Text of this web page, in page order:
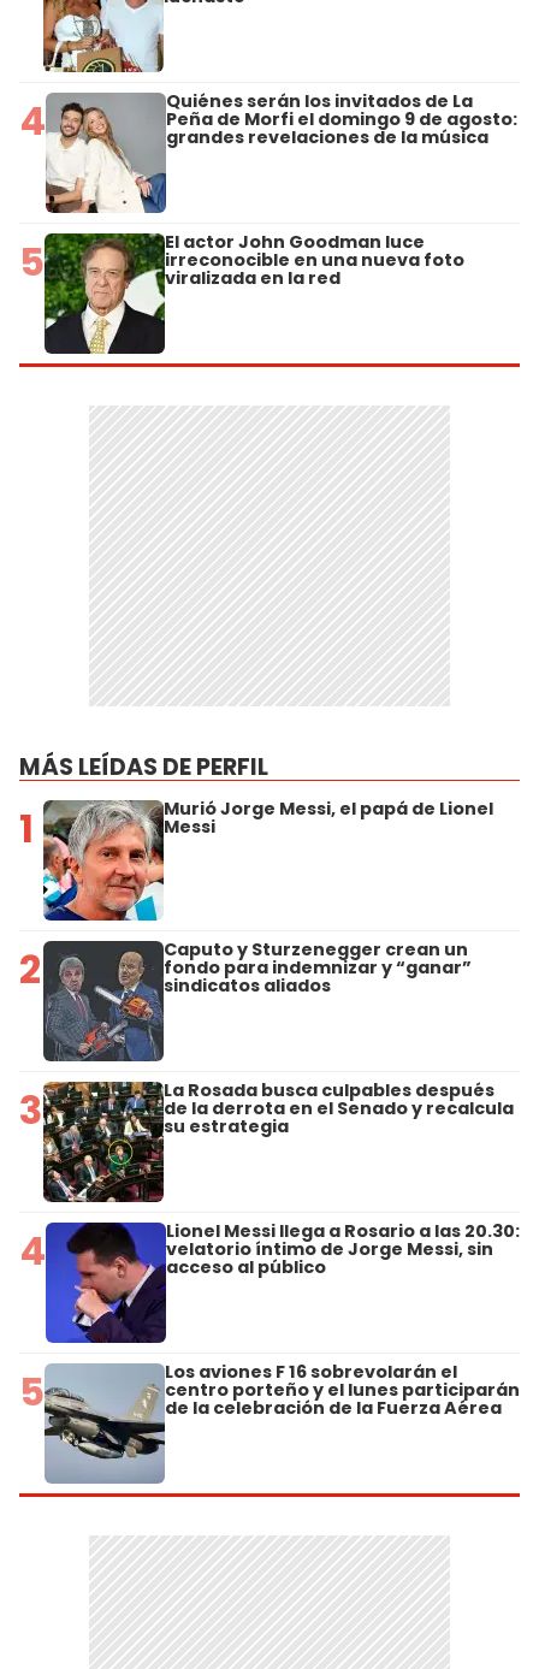
4 Quiénes serán los invitados de La
Peña de Morfi el domingo 9 de agosto:
grandes revelaciones de la música
5 El actor John Goodman luce
irreconocible en una nueva foto
viralizada en la red
MÁS LEÍDAS DE PERFIL
1 Murió Jorge Messi, el papá de Lionel
Messi
2 Caputo y Sturzenegger crean un
fondo para indemnizar y “ganar”
sindicatos aliados
3 La Rosada busca culpables después
de la derrota en el Senado y recalcula
su estrategia
4 Lionel Messi llega a Rosario a las 20.30:
velatorio íntimo de Jorge Messi, sin
acceso al público
5 Los aviones F 16 sobrevolarán el
centro porteño y el lunes participarán
de la celebración de la Fuerza Aérea